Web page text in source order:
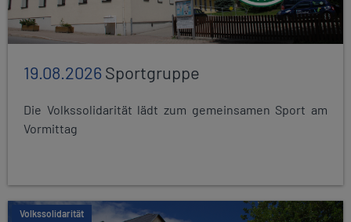
19.08.2026Sportgruppe
Die Volkssolidarität lädt zum gemeinsamen Sport am
Vormittag
Volkssolidarität